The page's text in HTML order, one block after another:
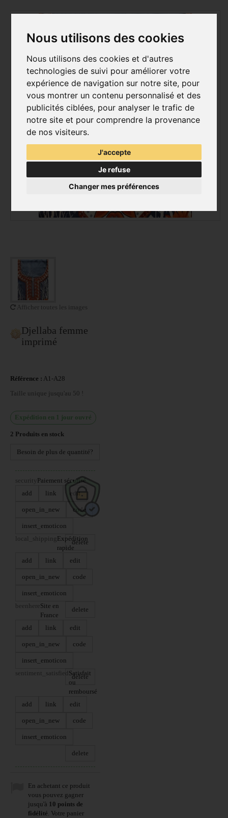
Nous utilisons des cookies
Nous utilisons des cookies et d'autres
technologies de suivi pour améliorer votre
expérience de navigation sur notre site, pour
vous montrer un contenu personnalisé et des
publicités ciblées, pour analyser le trafic de
notre site et pour comprendre la provenance
de nos visiteurs.
J'accepte
Je refuse
Changer mes préférences
Afficher toutes les images
Djellaba femme
imprimé
Référence : A1-A28
Taille unique jusqu'au 50 !
Expédition en 1 jour ouvré
2 Produits en stock
Besoin de plus de quantité?
security Paiement sécurisé
add
link edit
open_in_new code
insert_emoticon
delete
local_shipping Expédition
rapide
add
link edit
open_in_new code
insert_emoticon
delete
beenhereSite en
France
add
link edit
open_in_new code
insert_emoticon
delete
sentiment_satisfied Satisfait
ou
remboursé
add
link edit
open_in_new code
insert_emoticon
delete
En achetant ce produit
vous pouvez gagner
jusqu'à 10 points de
fidélité. Votre panier